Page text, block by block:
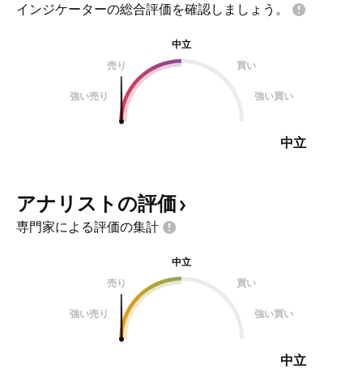
インジケーターの総合評価を確認しましょう。
中立
売り
買い
強い売り 強い買い
中立
アナリストの評価
専門家による評価の集計
中立
売り
買い
強い売り 強い買い
中立